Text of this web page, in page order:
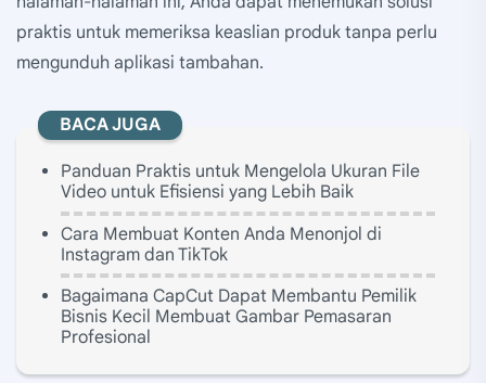
praktis untuk memeriksa keaslian produk tanpa perlu
mengunduh aplikasi tambahan.
BACA JUGA
Panduan Praktis untuk Mengelola Ukuran File
Video untuk Efisiensi yang Lebih Baik
Cara Membuat Konten Anda Menonjol di
Instagram dan TikTok
Bagaimana CapCut Dapat Membantu Pemilik
Bisnis Kecil Membuat Gambar Pemasaran
Profesional